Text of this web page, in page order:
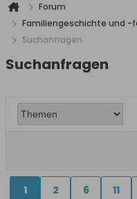
Forum
Familiengeschichte und -
Suchanfragen
Suchanfragen
1 2 6 11